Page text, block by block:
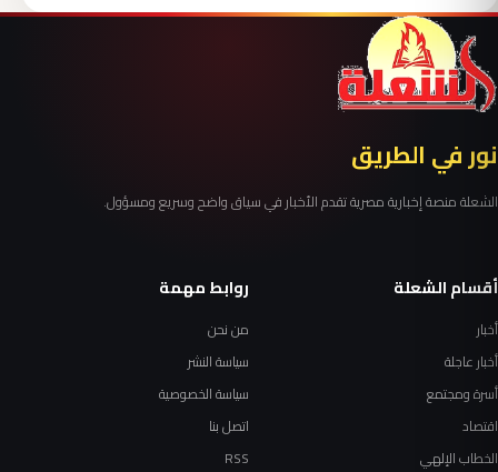
نور في الطريق
الشعلة منصة إخبارية مصرية تقدم الأخبار في سياق واضح وسريع ومسؤول.
أقسام الشعلة
أخبار
أخبار عاجلة
أسرة ومجتمع
اقتصاد
الخطاب الإلهي
روابط مهمة
من نحن
سياسة النشر
سياسة الخصوصية
اتصل بنا
RSS